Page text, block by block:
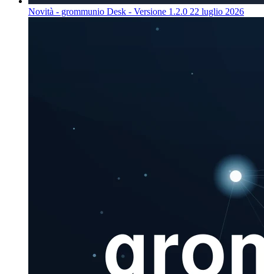
Novità - grommunio Desk - Versione 1.2.0 22 luglio 2026